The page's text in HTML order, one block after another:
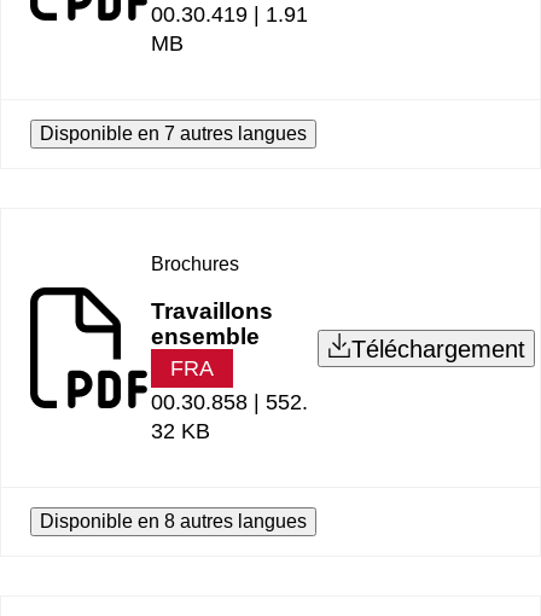
00.30.419 | 1.91
MB
Disponible en 7 autres langues
Brochures
Travaillons
ensemble
FRA
00.30.858 | 552.
32 KB
Téléchargement
Disponible en 8 autres langues